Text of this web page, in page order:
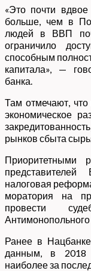
«Это почти
больше, чем в
людей в ВВП
ограничило
способным
капитала», —
банка.
Там отмечают,
экономическое
рынков сбыта
Приоритетными
налоговая
моратория на
провести
Антимонопольного
Ранее в
данным, в 2018
наиболее за